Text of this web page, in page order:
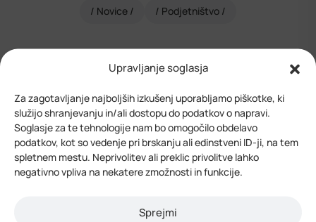
Upravljanje soglasja
Za zagotavljanje najboljših izkušenj uporabljamo piškotke, ki
služijo shranjevanju in/ali dostopu do podatkov o napravi.
Soglasje za te tehnologije nam bo omogočilo obdelavo
podatkov, kot so vedenje pri brskanju ali edinstveni ID-ji, na tem
spletnem mestu. Neprivolitev ali preklic privolitve lahko
negativno vpliva na nekatere zmožnosti in funkcije.
Sprejmi
Novice Podjetništvo
Novice
Izobraževanja
Mladi
Robotika
Podjetništvo